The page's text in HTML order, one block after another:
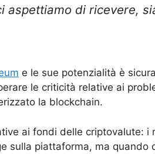
aspettiamo di ricevere,
e le sue potenzialità è
le criticità relative ai
la blockchain.
ai fondi delle criptovalute: i
sulla piattaforma, ma quando